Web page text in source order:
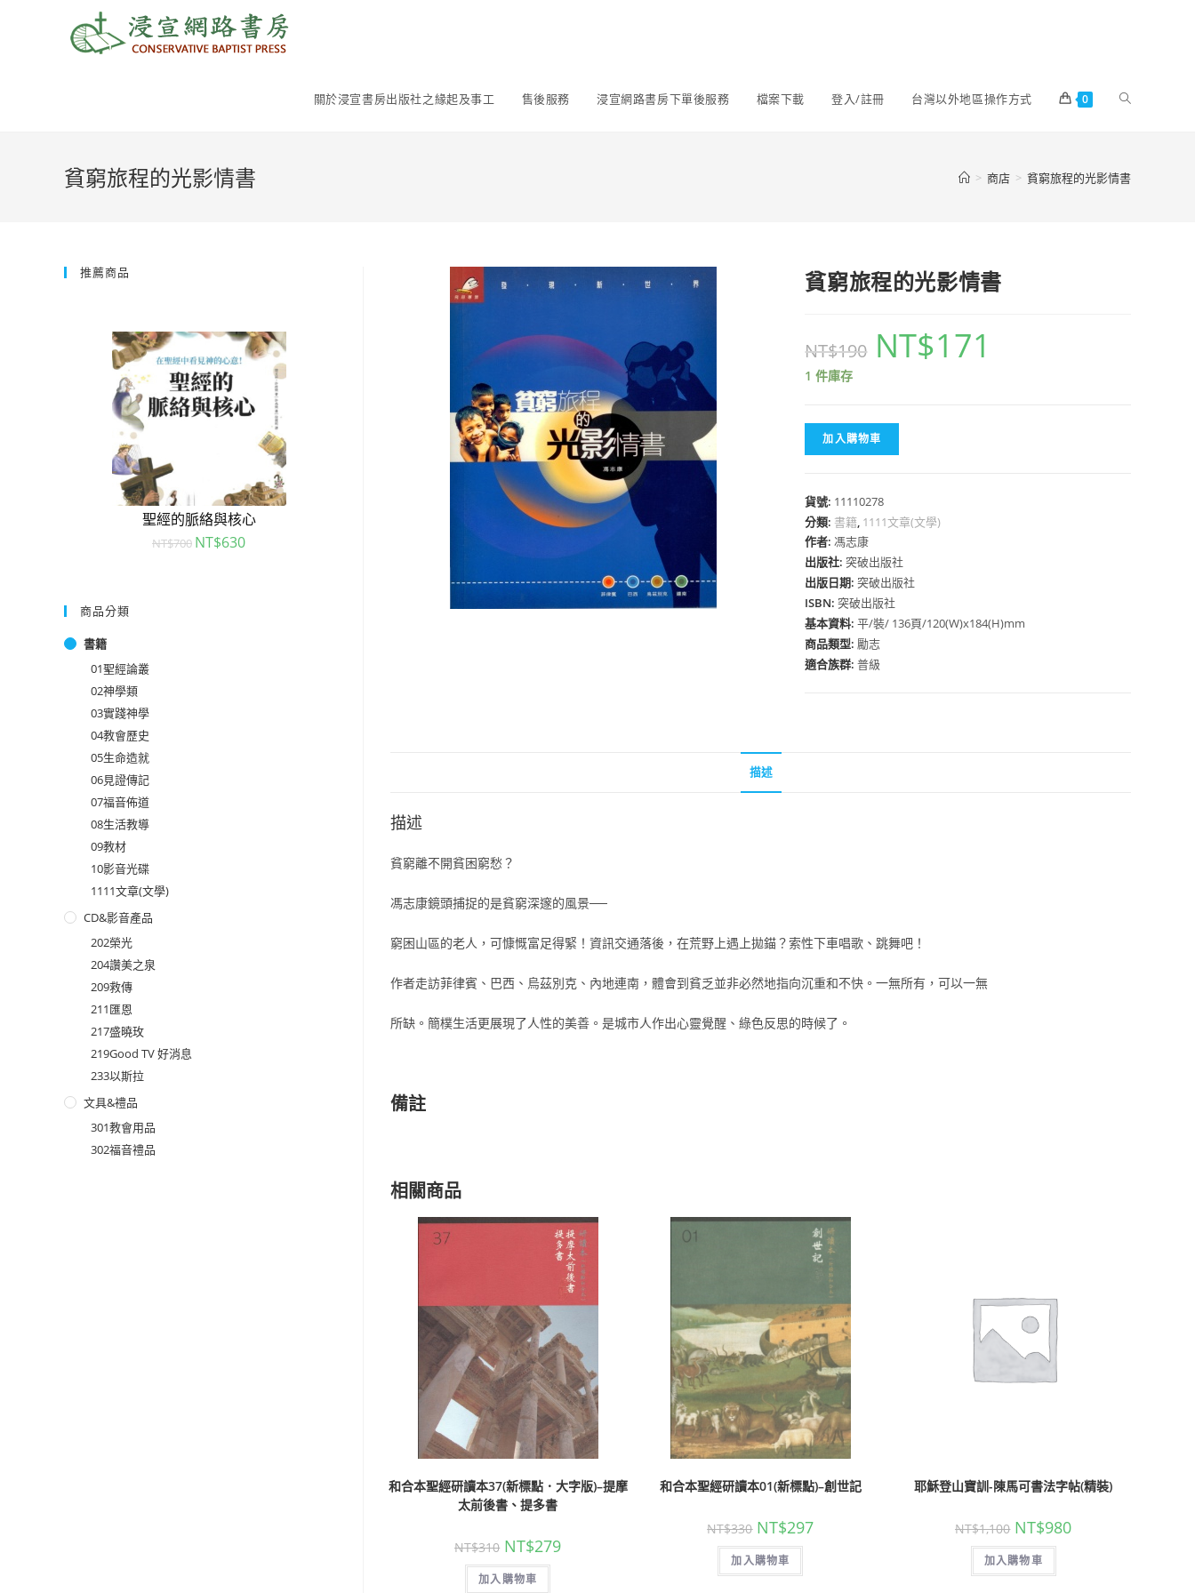
關於浸宣書房出版社之緣起及事工 售後服務 浸宣網路書房下單後服務 檔案下載 登入/註冊 台灣以外地區操作方式 0
貧窮旅程的光影情書 > 商店 > 貧窮旅程的光影情書
貧窮旅程的光影情書
NT$190 NT$171
1 件庫存
加入購物車
貨號: 11110278
分類: 書籍, 1111文章(文學)
作者:馮志康
出版社:突破出版社
出版日期:突破出版社
ISBN:突破出版社
基本資料:平/裝/ 136頁/120(W)x184(H)mm
商品類型:勵志
適合族群:普級
描述
描述
貧窮離不開貧困窮愁？
馮志康鏡頭捕捉的是貧窮深邃的風景──
窮困山區的老人，可慷慨富足得緊！資訊交通落後，在荒野上遇上拋錨？索性下車唱歌、跳舞吧！
作者走訪菲律賓、巴西、烏茲別克、內地連南，體會到貧乏並非必然地指向沉重和不快。一無所有，可以一無
所缺。簡樸生活更展現了人性的美善。是城市人作出心靈覺醒、綠色反思的時候了。
備註
相關商品
和合本聖經研讀本37(新標點．大字版)–提摩
太前後書、提多書
NT$310 NT$279
加入購物車
和合本聖經研讀本01(新標點)–創世記
NT$330 NT$297
加入購物車
耶穌登山寶訓-陳馬可書法字帖(精裝)
NT$1,100 NT$980
加入購物車
推薦商品
聖經的脈絡與核心
NT$700 NT$630
聖經的脈絡與核心
商品分類
書籍
01聖經論叢
02神學類
03實踐神學
04教會歷史
05生命造就
06見證傳記
07福音佈道
08生活教導
09教材
10影音光碟
1111文章(文學)
CD&影音產品
202榮光
204讚美之泉
209救傳
211匯恩
217盛曉玫
219Good TV 好消息
233以斯拉
文具&禮品
301教會用品
302福音禮品